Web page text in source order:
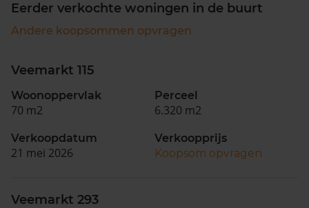
Eerder verkochte woningen in de buurt
Andere koopsommen opvragen
Veemarkt 115
Woonoppervlak
70 m2
Perceel
6.320 m2
Verkoopdatum
21 mei 2026
Verkoopprijs
Koopsom opvragen
Veemarkt 293